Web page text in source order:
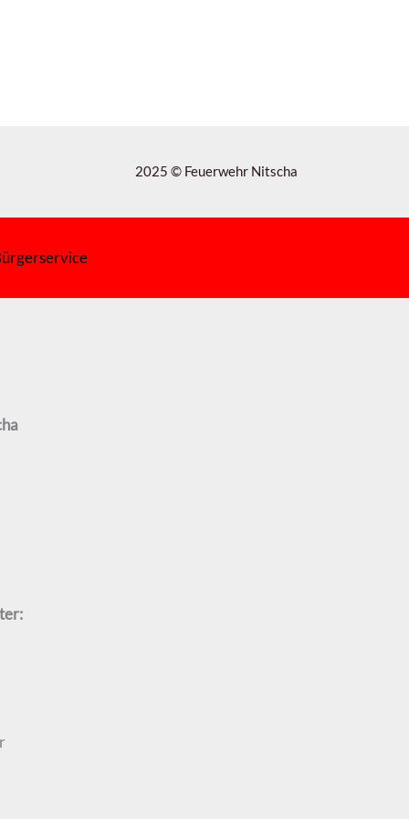
2025 © Feuerwehr Nitscha